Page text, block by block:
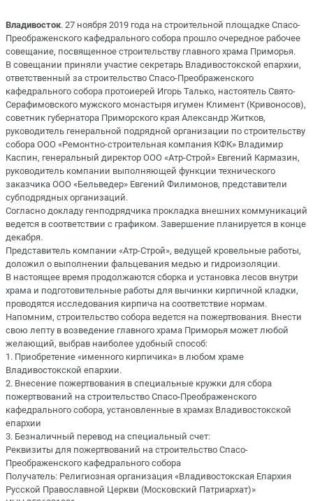
Владивосток. 27 ноября 2019 года на строительной площадке Спасо-
Преображенского кафедрального собора прошло очередное рабочее
совещание, посвященное строительству главного храма Приморья.
В совещании приняли участие секретарь Владивостокской епархии,
ответственный за строительство Спасо-Преображенского
кафедрального собора протоиерей Игорь Талько, настоятель Свято-
Серафимовского мужского монастыря игумен Климент (Кривоносов),
советник губернатора Приморского края Александр Житков,
руководитель генеральной подрядной организации по строительству
собора ООО «Ремонтно-строительная компания КФК» Владимир
Каспин, генеральный директор ООО «Атр-Строй» Евгений Кармазин,
руководитель компании выполняющей функции технического
заказчика ООО «Бельведер» Евгений Филимонов, представители
субподрядных организаций.
Согласно докладу генподрядчика прокладка внешних коммуникаций
ведется в соответствии с графиком. Завершение планируется в конце
декабря.
Представитель компании «Атр-Строй», ведущей кровельные работы,
доложил о выполнении фальцевания медью и гидроизоляции.
В настоящее время продолжаются сборка и установка лесов внутри
храма и подготовительные работы для вычинки кирпичной кладки,
проводятся исследования кирпича на соответствие нормам.
Напомним, строительство собора ведется на пожертвования. Внести
свою лепту в возведение главного храма Приморья может любой
желающий, выбрав наиболее удобный способ:
1. Приобретение «именного кирпичика» в любом храме
Владивостокской епархии.
2. Внесение пожертвования в специальные кружки для сбора
пожертвований на строительство Спасо-Преображенского
кафедрального собора, установленные в храмах Владивостокской
епархии
3. Безналичный перевод на специальный счет:
Реквизиты для пожертвований на строительство Спасо-
Преображенского кафедрального собора
Получатель: Религиозная организация «Владивостокская Епархия
Русской Православной Церкви (Московский Патриархат)»